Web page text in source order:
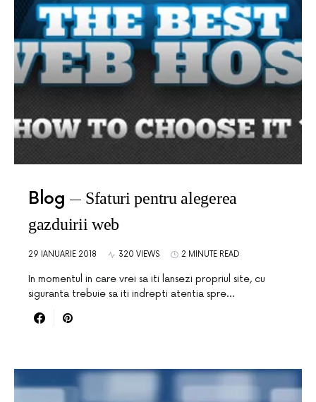
Blog
Sfaturi pentru alegerea
gazduirii web
29 IANUARIE 2018 320 VIEWS 2 MINUTE READ
In momentul in care vrei sa iti lansezi propriul site, cu
siguranta trebuie sa iti indrepti atentia spre…